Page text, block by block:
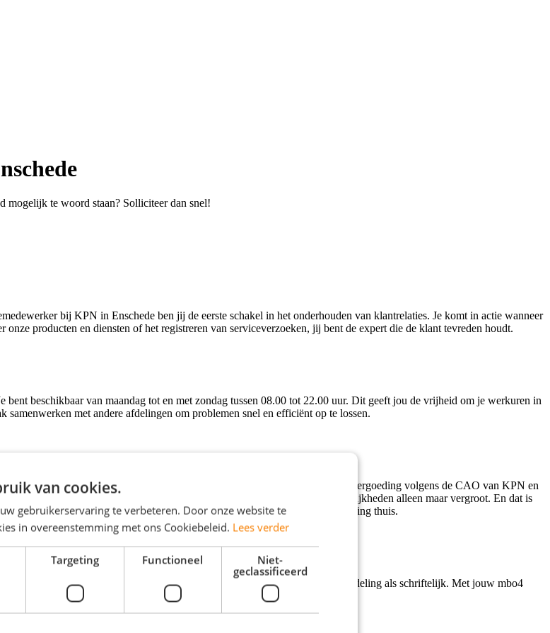
mogelijk te woord staan? Solliciteer dan snel!
bij KPN in Enschede ben jij de eerste schakel in het onderhouden van klantrelaties. Je komt in actie wanneer
producten en diensten of het registreren van serviceverzoeken, jij bent de expert die de klant tevreden houdt.
beschikbaar van maandag tot en met zondag tussen 08.00 tot 22.00 uur. Dit geeft jou de vrijheid om je werkuren in
met andere afdelingen om problemen snel en efficiënt op te lossen.
toeslagen in de avonduren en in het weekend. Ook krijg je een reiskostenvergoeding volgens de CAO van KPN en
mogelijkheid om overgenomen te worden door KPN, wat je toekomstmogelijkheden alleen maar vergroot. En dat is
ontwikkelen, en je krijgt een laptop en een vergoeding voor je internetaansluiting thuis.
Je bent geduldig en empathisch, en je communiceert moeiteloos, zowel mondeling als schriftelijk. Met jouw mbo4
op ons team.
van cookies.
gebruikerservaring te verbeteren. Door onze website te
in overeenstemming met ons Cookiebeleid. Lees verder
Targeting Functioneel
Niet-
geclassificeerd